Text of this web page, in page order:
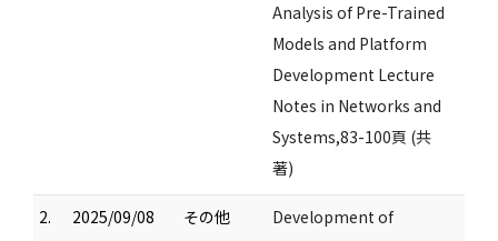
Analysis of Pre-Trained
Models and Platform
Development Lecture
Notes in Networks and
Systems,83-100頁 (共
著)
2. 2025/09/08 その他
Development of